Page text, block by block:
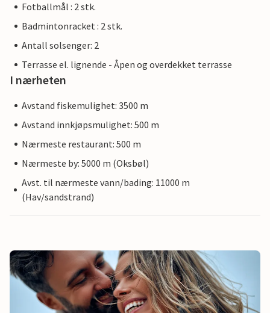
Fotballmål : 2 stk.
Badmintonracket : 2 stk.
Antall solsenger: 2
Terrasse el. lignende - Åpen og overdekket terrasse
I nærheten
Avstand fiskemulighet: 3500 m
Avstand innkjøpsmulighet: 500 m
Nærmeste restaurant: 500 m
Nærmeste by: 5000 m (Oksbøl)
Avst. til nærmeste vann/bading: 11000 m
(Hav/sandstrand)